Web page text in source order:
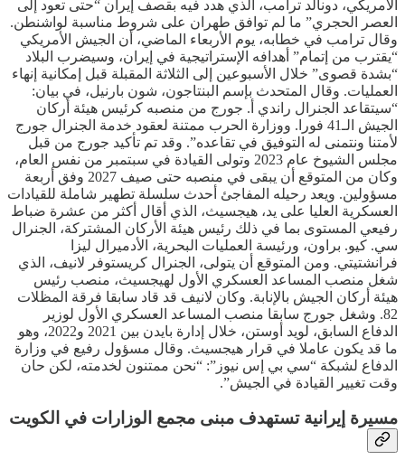
الأمريكي، دونالد ترامب، الذي هدد فيه بقصف إيران “حتى تعود إلى
العصر الحجري” ما لم توافق طهران على شروط مناسبة لواشنطن.
وقال ترامب في خطابه، يوم الأربعاء الماضي، أن الجيش الأمريكي
“يقترب من إتمام” أهدافه الإستراتيجية في إيران، وسيضرب البلاد
“بشدة قصوى” خلال الأسبوعين إلى الثلاثة المقبلة قبل إمكانية إنهاء
العمليات. وقال المتحدث بإسم البنتاجون، شون بارنيل، في بيان:
“سيتقاعد الجنرال راندي أ. جورج من منصبه كرئيس هيئة أركان
الجيش الـ41 فورا. ووزارة الحرب ممتنة لعقود خدمة الجنرال جورج
لأمتنا ونتمنى له التوفيق في تقاعده”. وقد تم تأكيد جورج من قبل
مجلس الشيوخ عام 2023 وتولى القيادة في سبتمبر من نفس العام،
وكان من المتوقع أن يبقى في منصبه حتى صيف 2027 وفق أربعة
مسؤولين. ويعد رحيله المفاجئ أحدث سلسلة تطهير شاملة للقيادات
العسكرية العليا على يد، هيجسيث، الذي أقال أكثر من عشرة ضباط
رفيعي المستوى بما في ذلك رئيس هيئة الأركان المشتركة، الجنرال
سي. كيو. براون، ورئيسة العمليات البحرية، الأدميرال ليزا
فرانشتيتي. ومن المتوقع أن يتولى، الجنرال كريستوفر لانيف، الذي
شغل منصب المساعد العسكري الأول لهيجسيث، منصب رئيس
هيئة أركان الجيش بالإنابة. وكان لانيف قد قاد سابقا فرقة المظلات
82. وشغل جورج سابقا منصب المساعد العسكري الأول لوزير
الدفاع السابق، لويد أوستن، خلال إدارة بايدن بين 2021 و2022، وهو
ما قد يكون عاملا في قرار هيجسيث. وقال مسؤول رفيع في وزارة
الدفاع لشبكة “سي بي إس نيوز”: “نحن ممتنون لخدمته، لكن حان
وقت تغيير القيادة في الجيش”.
مسيرة إيرانية تستهدف مبنى مجمع الوزارات في الكويت